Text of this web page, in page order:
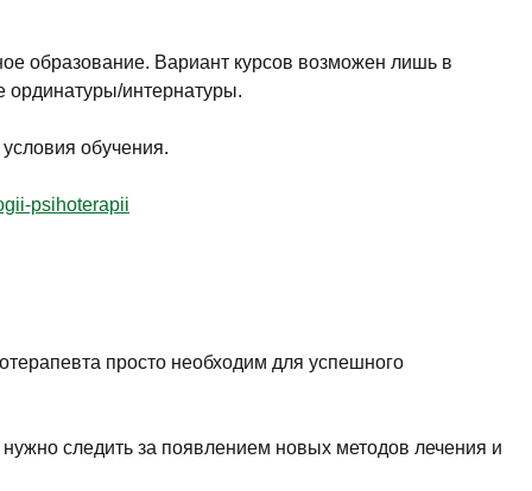
образование. Вариант курсов возможен лишь в
ординатуры/интернатуры.
обучения.
psihoterapii
просто необходим для успешного
следить за появлением новых методов лечения и